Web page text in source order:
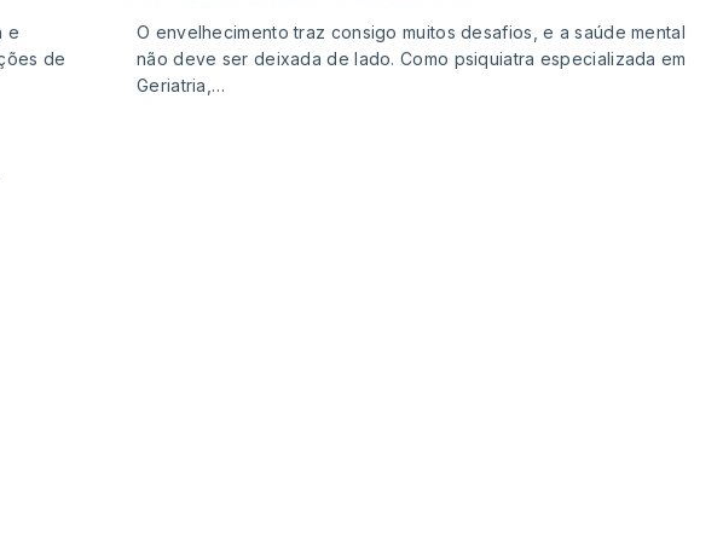
e
de
O envelhecimento traz consigo muitos desafios, e a saúde mental
não deve ser deixada de lado. Como psiquiatra especializada em
Geriatria,…